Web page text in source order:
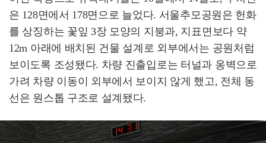
은 128면에서 178면으로 늘었다. 서울추모공원은 헌화
를 상징하는 꽃잎 3장 모양의 지붕과, 지표면보다 약
12m 아래에 배치된 건물 설계로 외부에서는 공원처럼
보이도록 조성됐다. 차량 진출입로는 터널과 옹벽으로
가려 차량 이동이 외부에서 보이지 않게 했고, 전체 동
선은 원스톱 구조로 설계됐다.